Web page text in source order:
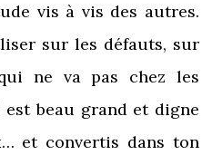
vis à vis des autres.
sur les défauts, sur
ne va pas chez les
beau grand et digne
et convertis dans ton